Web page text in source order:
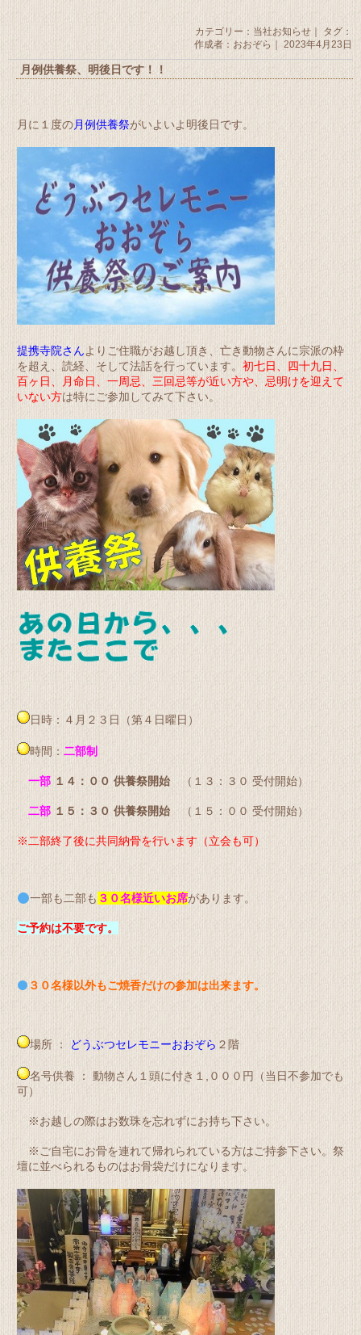
カテゴリー： 当社お知らせ｜ タグ：
作成者：おおぞら｜ 2023年4月23日
月例供養祭、明後日です！！
月に１度の月例供養祭がいよいよ明後日です。
提携寺院さんよりご住職がお越し頂き、亡き動物さんに宗派の枠
を超え、読経、そして法話を行っています。初七日、四十九日、
百ヶ日、月命日、一周忌、三回忌等が近い方や、忌明けを迎えて
いない方は特にご参加してみて下さい。
日時：４月２３日（第４日曜日）
時間：二部制
一部 １４：００ 供養祭開始 （１３：３０ 受付開始）
二部 １５：３０ 供養祭開始 （１５：００ 受付開始）
※二部終了後に共同納骨を行います（立会も可）
一部も二部も ３０名様近いお席があります。
ご予約は不要です。
３０名様以外もご焼香だけの参加は出来ます。
場所 ： どうぶつセレモニーおおぞら ２階
名号供養 ： 動物さん１頭に付き１,０００円（当日不参加でも
可）
※お越しの際はお数珠を忘れずにお持ち下さい。
※ご自宅にお骨を連れて帰れられている方はご持参下さい。祭
壇に並べられるものはお骨袋だけになります。